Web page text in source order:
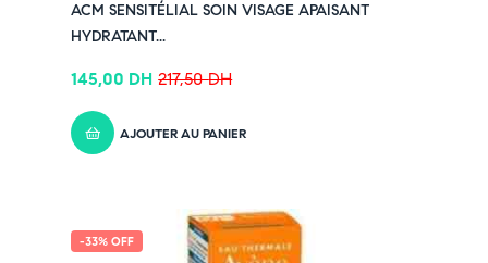
ACM SENSITÉLIAL SOIN VISAGE APAISANT
HYDRATANT...
217,50DH
145,00 DH
AJOUTER AU PANIER
-33% OFF